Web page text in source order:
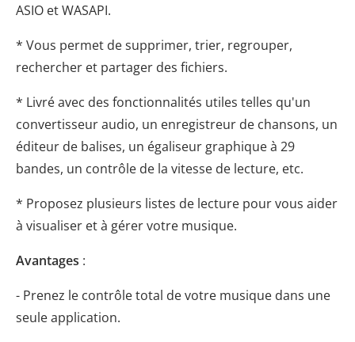
ASIO et WASAPI.
* Vous permet de supprimer, trier, regrouper,
rechercher et partager des fichiers.
* Livré avec des fonctionnalités utiles telles qu'un
convertisseur audio, un enregistreur de chansons, un
éditeur de balises, un égaliseur graphique à 29
bandes, un contrôle de la vitesse de lecture, etc.
* Proposez plusieurs listes de lecture pour vous aider
à visualiser et à gérer votre musique.
Avantages :
- Prenez le contrôle total de votre musique dans une
seule application.